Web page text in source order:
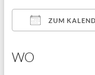
ZUM
WO